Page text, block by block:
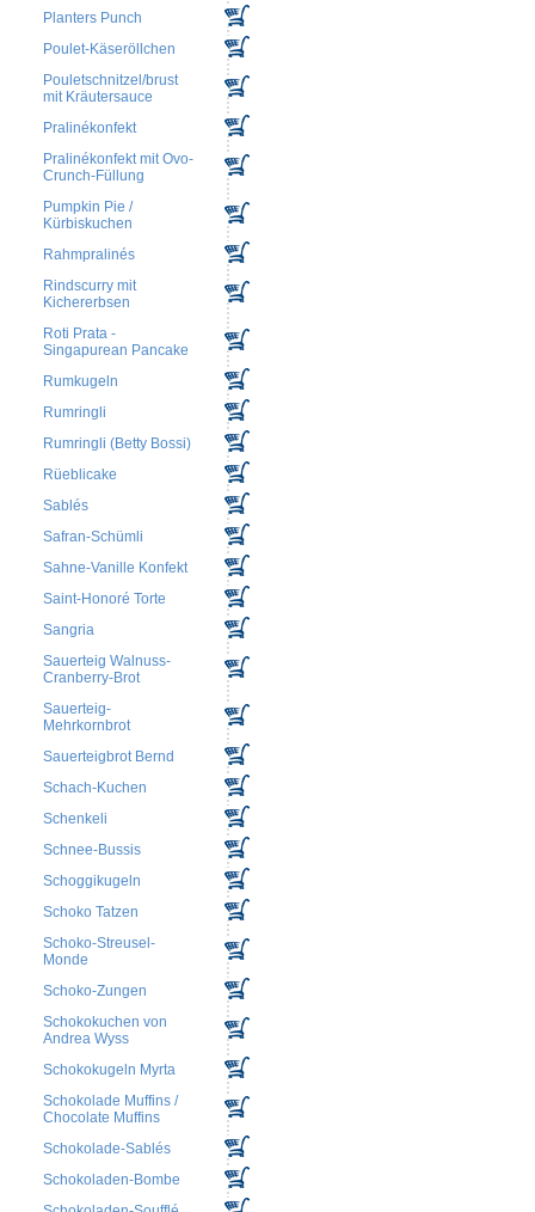
Planters Punch
Poulet-Käseröllchen
Pouletschnitzel/brust
mit Kräutersauce
Pralinékonfekt
Pralinékonfekt mit Ovo-
Crunch-Füllung
Pumpkin Pie /
Kürbiskuchen
Rahmpralinés
Rindscurry mit
Kichererbsen
Roti Prata -
Singapurean Pancake
Rumkugeln
Rumringli
Rumringli (Betty Bossi)
Rüeblicake
Sablés
Safran-Schümli
Sahne-Vanille Konfekt
Saint-Honoré Torte
Sangria
Sauerteig Walnuss-
Cranberry-Brot
Sauerteig-
Mehrkornbrot
Sauerteigbrot Bernd
Schach-Kuchen
Schenkeli
Schnee-Bussis
Schoggikugeln
Schoko Tatzen
Schoko-Streusel-
Monde
Schoko-Zungen
Schokokuchen von
Andrea Wyss
Schokokugeln Myrta
Schokolade Muffins /
Chocolate Muffins
Schokolade-Sablés
Schokoladen-Bombe